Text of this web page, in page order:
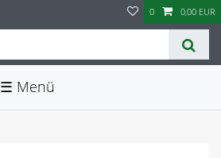
0 0,00 EUR
☰